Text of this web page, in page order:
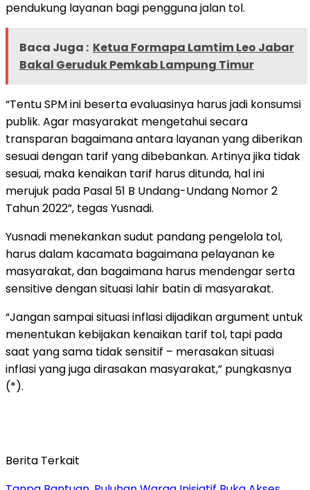
pendukung layanan bagi pengguna jalan tol.
Baca Juga : Ketua Formapa Lamtim Leo Jabar
Bakal Geruduk Pemkab Lampung Timur
“Tentu SPM ini beserta evaluasinya harus jadi konsumsi
publik. Agar masyarakat mengetahui secara
transparan bagaimana antara layanan yang diberikan
sesuai dengan tarif yang dibebankan. Artinya jika tidak
sesuai, maka kenaikan tarif harus ditunda, hal ini
merujuk pada Pasal 51 B Undang-Undang Nomor 2
Tahun 2022”, tegas Yusnadi.
Yusnadi menekankan sudut pandang pengelola tol,
harus dalam kacamata bagaimana pelayanan ke
masyarakat, dan bagaimana harus mendengar serta
sensitive dengan situasi lahir batin di masyarakat.
“Jangan sampai situasi inflasi dijadikan argument untuk
menentukan kebijakan kenaikan tarif tol, tapi pada
saat yang sama tidak sensitif – merasakan situasi
inflasi yang juga dirasakan masyarakat,” pungkasnya
(*).
Berita Terkait